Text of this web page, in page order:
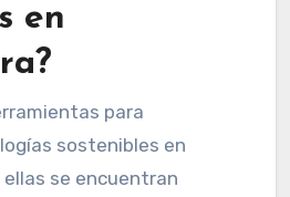
en
para
sostenibles en
se encuentran